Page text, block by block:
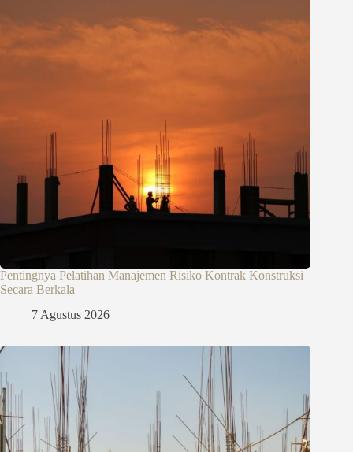
Pentingnya Pelatihan Manajemen Risiko Kontrak Konstruksi
Secara Berkala
7 Agustus 2026